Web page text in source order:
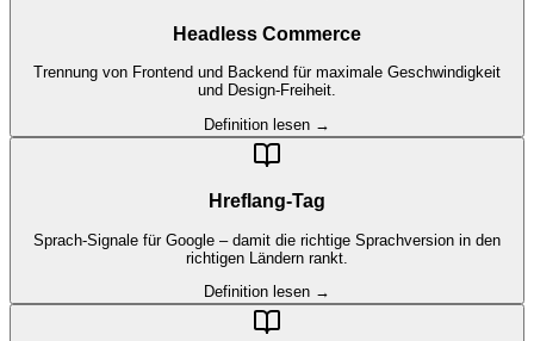
Headless Commerce
Trennung von Frontend und Backend für maximale Geschwindigkeit
und Design-Freiheit.
Definition lesen →
Hreflang-Tag
Sprach-Signale für Google – damit die richtige Sprachversion in den
richtigen Ländern rankt.
Definition lesen →